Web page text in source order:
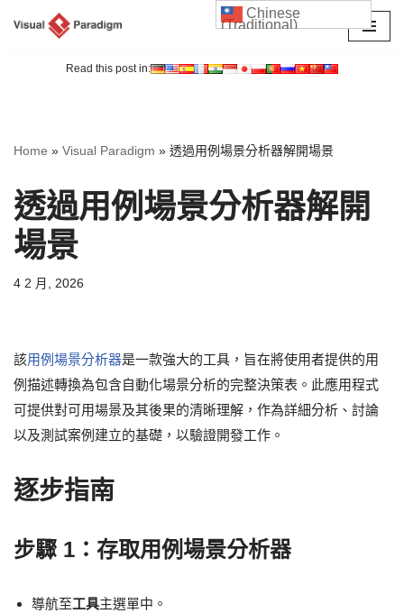
Read this post in:
Home » Visual Paradigm » 透過用例場景分析器解開場景
透過用例場景分析器解開
場景
4 2 月, 2026
該用例場景分析器是一款強大的工具，旨在將使用者提供的用
例描述轉換為包含自動化場景分析的完整決策表。此應用程式
可提供對可用場景及其後果的清晰理解，作為詳細分析、討論
以及測試案例建立的基礎，以驗證開發工作。
逐步指南
步驟 1：存取用例場景分析器
導航至工具主選單中。
Chinese
(Traditional)